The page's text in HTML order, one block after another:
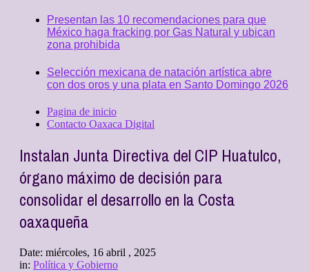
Presentan las 10 recomendaciones para que
México haga fracking por Gas Natural y ubican
zona prohibida
Selección mexicana de natación artística abre
con dos oros y una plata en Santo Domingo 2026
Pagina de inicio
Contacto Oaxaca Digital
Instalan Junta Directiva del CIP Huatulco,
órgano máximo de decisión para
consolidar el desarrollo en la Costa
oaxaqueña
Date: miércoles, 16 abril , 2025
in: Política y Gobierno